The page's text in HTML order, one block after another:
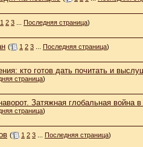
1 2 3 Последняя страница)
( 1 2 3 Последняя страница)
кто готов дать почитать и
страница)
Затяжная глобальная война
страница)
( 1 2 3 Последняя страница)